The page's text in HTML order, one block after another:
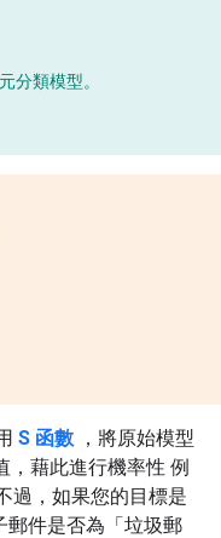
分類模型。
S 函數 ，將原始模型
，藉此進行機率性 例
過，如果您的目標是
件是否為「垃圾郵